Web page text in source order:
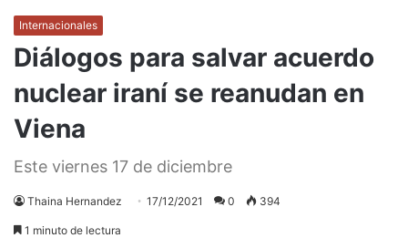
Internacionales
Diálogos para salvar acuerdo
nuclear iraní se reanudan en
Viena
Este viernes 17 de diciembre
Thaina Hernandez 17/12/2021 0 394
1 minuto de lectura